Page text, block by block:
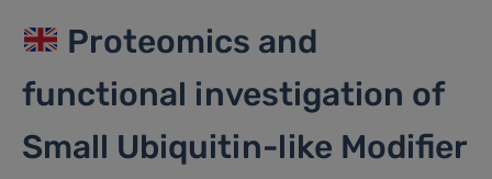
Proteomics and
functional investigation of
Small Ubiquitin-like Modifier